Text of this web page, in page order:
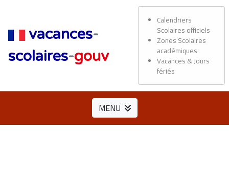
vacances-
scolaires-gouv
Calendriers
Scolaires officiels
Zones Scolaires
académiques
Vacances & Jours
fériés
MENU